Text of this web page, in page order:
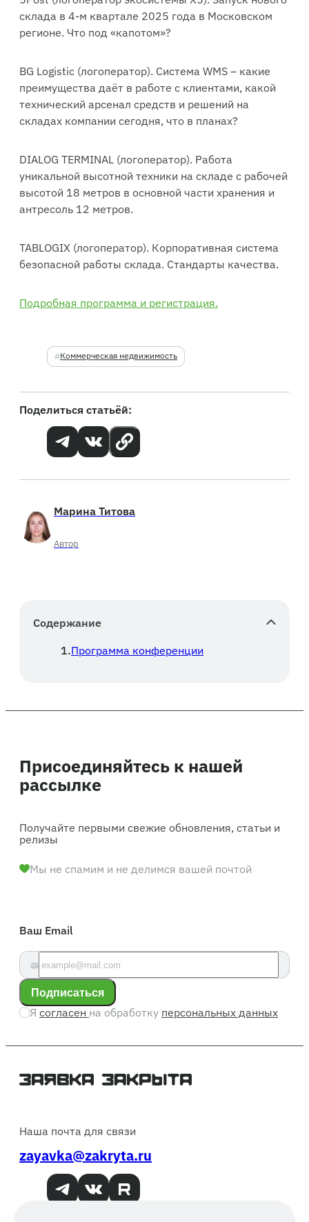
склада в 4-м квартале 2025 года в Московском
регионе. Что под «капотом»?
BG Logistic (логоператор). Система WMS – какие
преимущества даёт в работе с клиентами, какой
технический арсенал средств и решений на
складах компании сегодня, что в планах?
DIALOG TERMINAL (логоператор). Работа
уникальной высотной техники на складе с рабочей
высотой 18 метров в основной части хранения и
антресоль 12 метров.
TABLOGIX (логоператор). Корпоративная система
безопасной работы склада. Стандарты качества.
Подробная программа и регистрация.
Коммерческая недвижимость
Поделиться статьёй:
Марина Титова
Автор
Содержание
Программа конференции
Присоединяйтесь к нашей
рассылке
Получайте первыми свежие обновления, статьи и
релизы
Мы не спамим и не делимся вашей почтой
Ваш Email
Подписаться
Я согласен на обработку персональных данных
Наша почта для связи
zayavka@zakryta.ru